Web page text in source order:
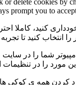
prompt you to
کنید، کاملا
انتخاب کنید تا
شما را در سایت
مورد را در